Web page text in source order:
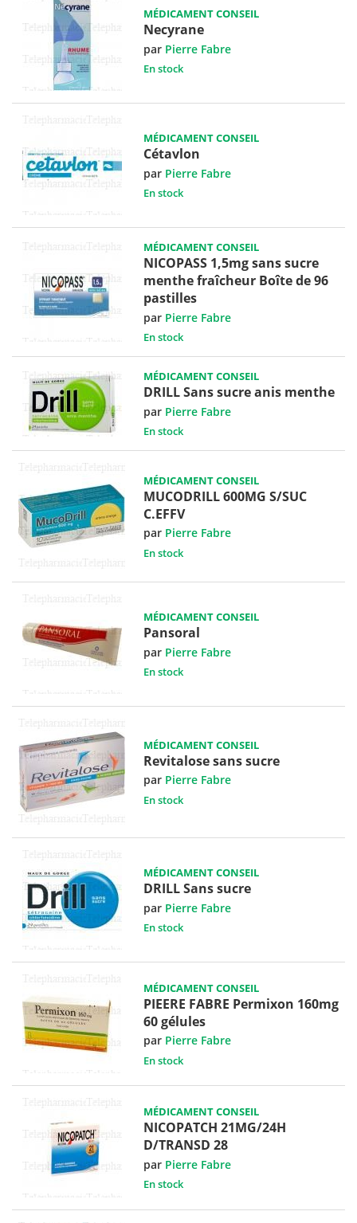
MÉDICAMENT CONSEIL
Necyrane
par Pierre Fabre
En stock
MÉDICAMENT CONSEIL
Cétavlon
par Pierre Fabre
En stock
MÉDICAMENT CONSEIL
NICOPASS 1,5mg sans sucre
menthe fraîcheur Boîte de 96
pastilles
par Pierre Fabre
En stock
MÉDICAMENT CONSEIL
DRILL Sans sucre anis menthe
par Pierre Fabre
En stock
MÉDICAMENT CONSEIL
MUCODRILL 600MG S/SUC
C.EFFV
par Pierre Fabre
En stock
MÉDICAMENT CONSEIL
Pansoral
par Pierre Fabre
En stock
MÉDICAMENT CONSEIL
Revitalose sans sucre
par Pierre Fabre
En stock
MÉDICAMENT CONSEIL
DRILL Sans sucre
par Pierre Fabre
En stock
MÉDICAMENT CONSEIL
PIEERE FABRE Permixon 160mg
60 gélules
par Pierre Fabre
En stock
MÉDICAMENT CONSEIL
NICOPATCH 21MG/24H
D/TRANSD 28
par Pierre Fabre
En stock